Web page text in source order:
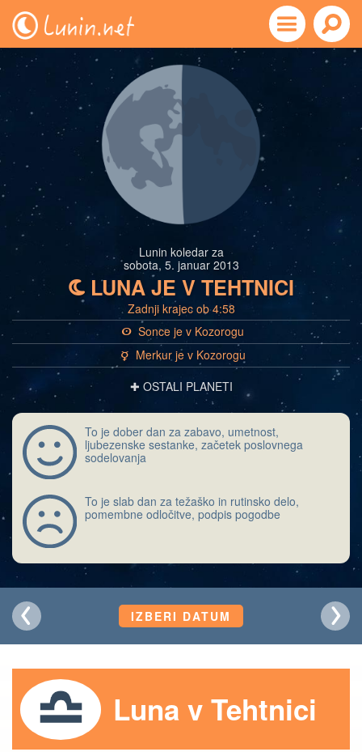
Lunin koledar za
sobota, 5. januar 2013
bLUNA JE V TEHTNICI
Zadnji krajec ob 4:58
a Sonce je v Kozorogu
c Merkur je v Kozorogu
✚ OSTALI PLANETI
To je dober dan za zabavo, umetnost,
ljubezenske sestanke, začetek poslovnega
sodelovanja
To je slab dan za težaško in rutinsko delo,
pomembne odločitve, podpis pogodbe
IZBERI DATUM
Luna v Tehtnici